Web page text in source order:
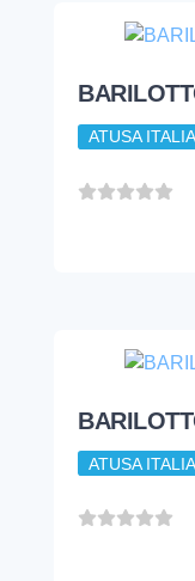
ATUSA
ATUSA